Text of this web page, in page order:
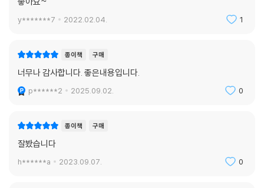
y*******7 2022.02.04. 1
종이책 구매
너무나 감사합니다. 좋은내용입니다.
p******2 2025.09.02. 0
종이책 구매
잘봤습니다
h******a 2023.09.07. 0